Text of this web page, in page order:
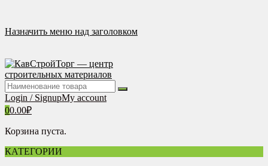
содержимому
Назначить меню над заголовком
Login / SignupMy account
00.00₽
Корзина пуста.
КАТЕГОРИИ